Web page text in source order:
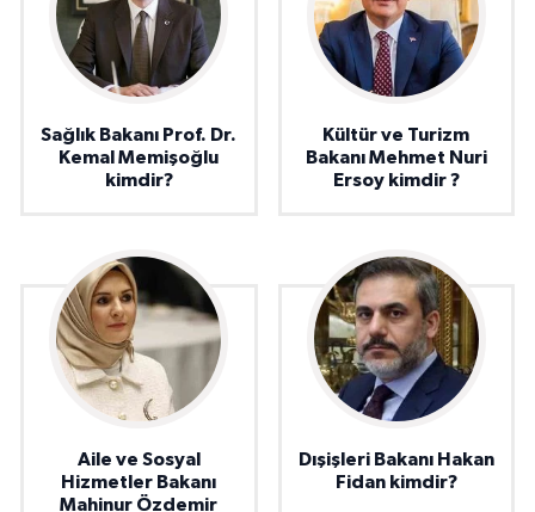
Sağlık Bakanı Prof. Dr.
Kemal Memişoğlu
kimdir?
Kültür ve Turizm
Bakanı Mehmet Nuri
Ersoy kimdir ?
Aile ve Sosyal
Hizmetler Bakanı
Mahinur Özdemir
Dışişleri Bakanı Hakan
Fidan kimdir?